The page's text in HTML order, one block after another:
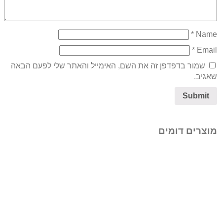
Name
*
Email
*
שמור בדפדפן זה את השם, האימייל והאתר שלי לפעם הבאה
שאגיב.
מוצרים דומים